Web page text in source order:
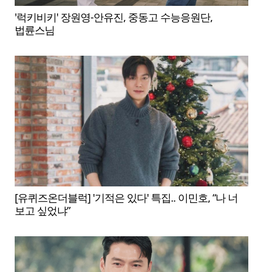
'럭키비키' 장원영-안유진, 중동고 수능응원단,
법륜스님
[유퀴즈온더블럭] '기적은 있다' 특집.. 이민호, “나 너
보고 싶었냐”